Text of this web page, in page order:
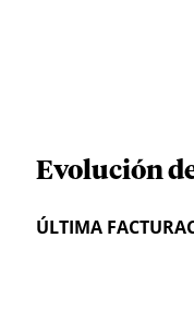
Evolución
ÚLTIMA